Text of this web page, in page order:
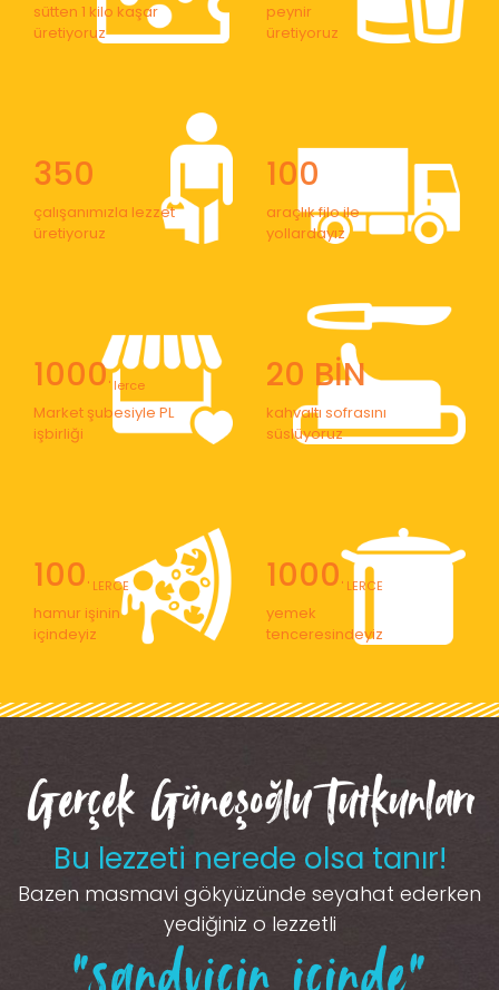
sütten 1 kilo kaşar
üretiyoruz
peynir
üretiyoruz
350
çalışanımızla lezzet
üretiyoruz
100
araçlık filo ile
yollardayız
1000' lerce
Market şubesiyle PL
işbirliği
20 BİN
kahvaltı sofrasını
süslüyoruz
100' LERCE
hamur işinin
içindeyiz
1000' LERCE
yemek
tenceresindeyiz
Gerçek Güneşoğlu Tutkunları
Bu lezzeti nerede olsa tanır!
Bazen masmavi gökyüzünde seyahat ederken
yediğiniz o lezzetli